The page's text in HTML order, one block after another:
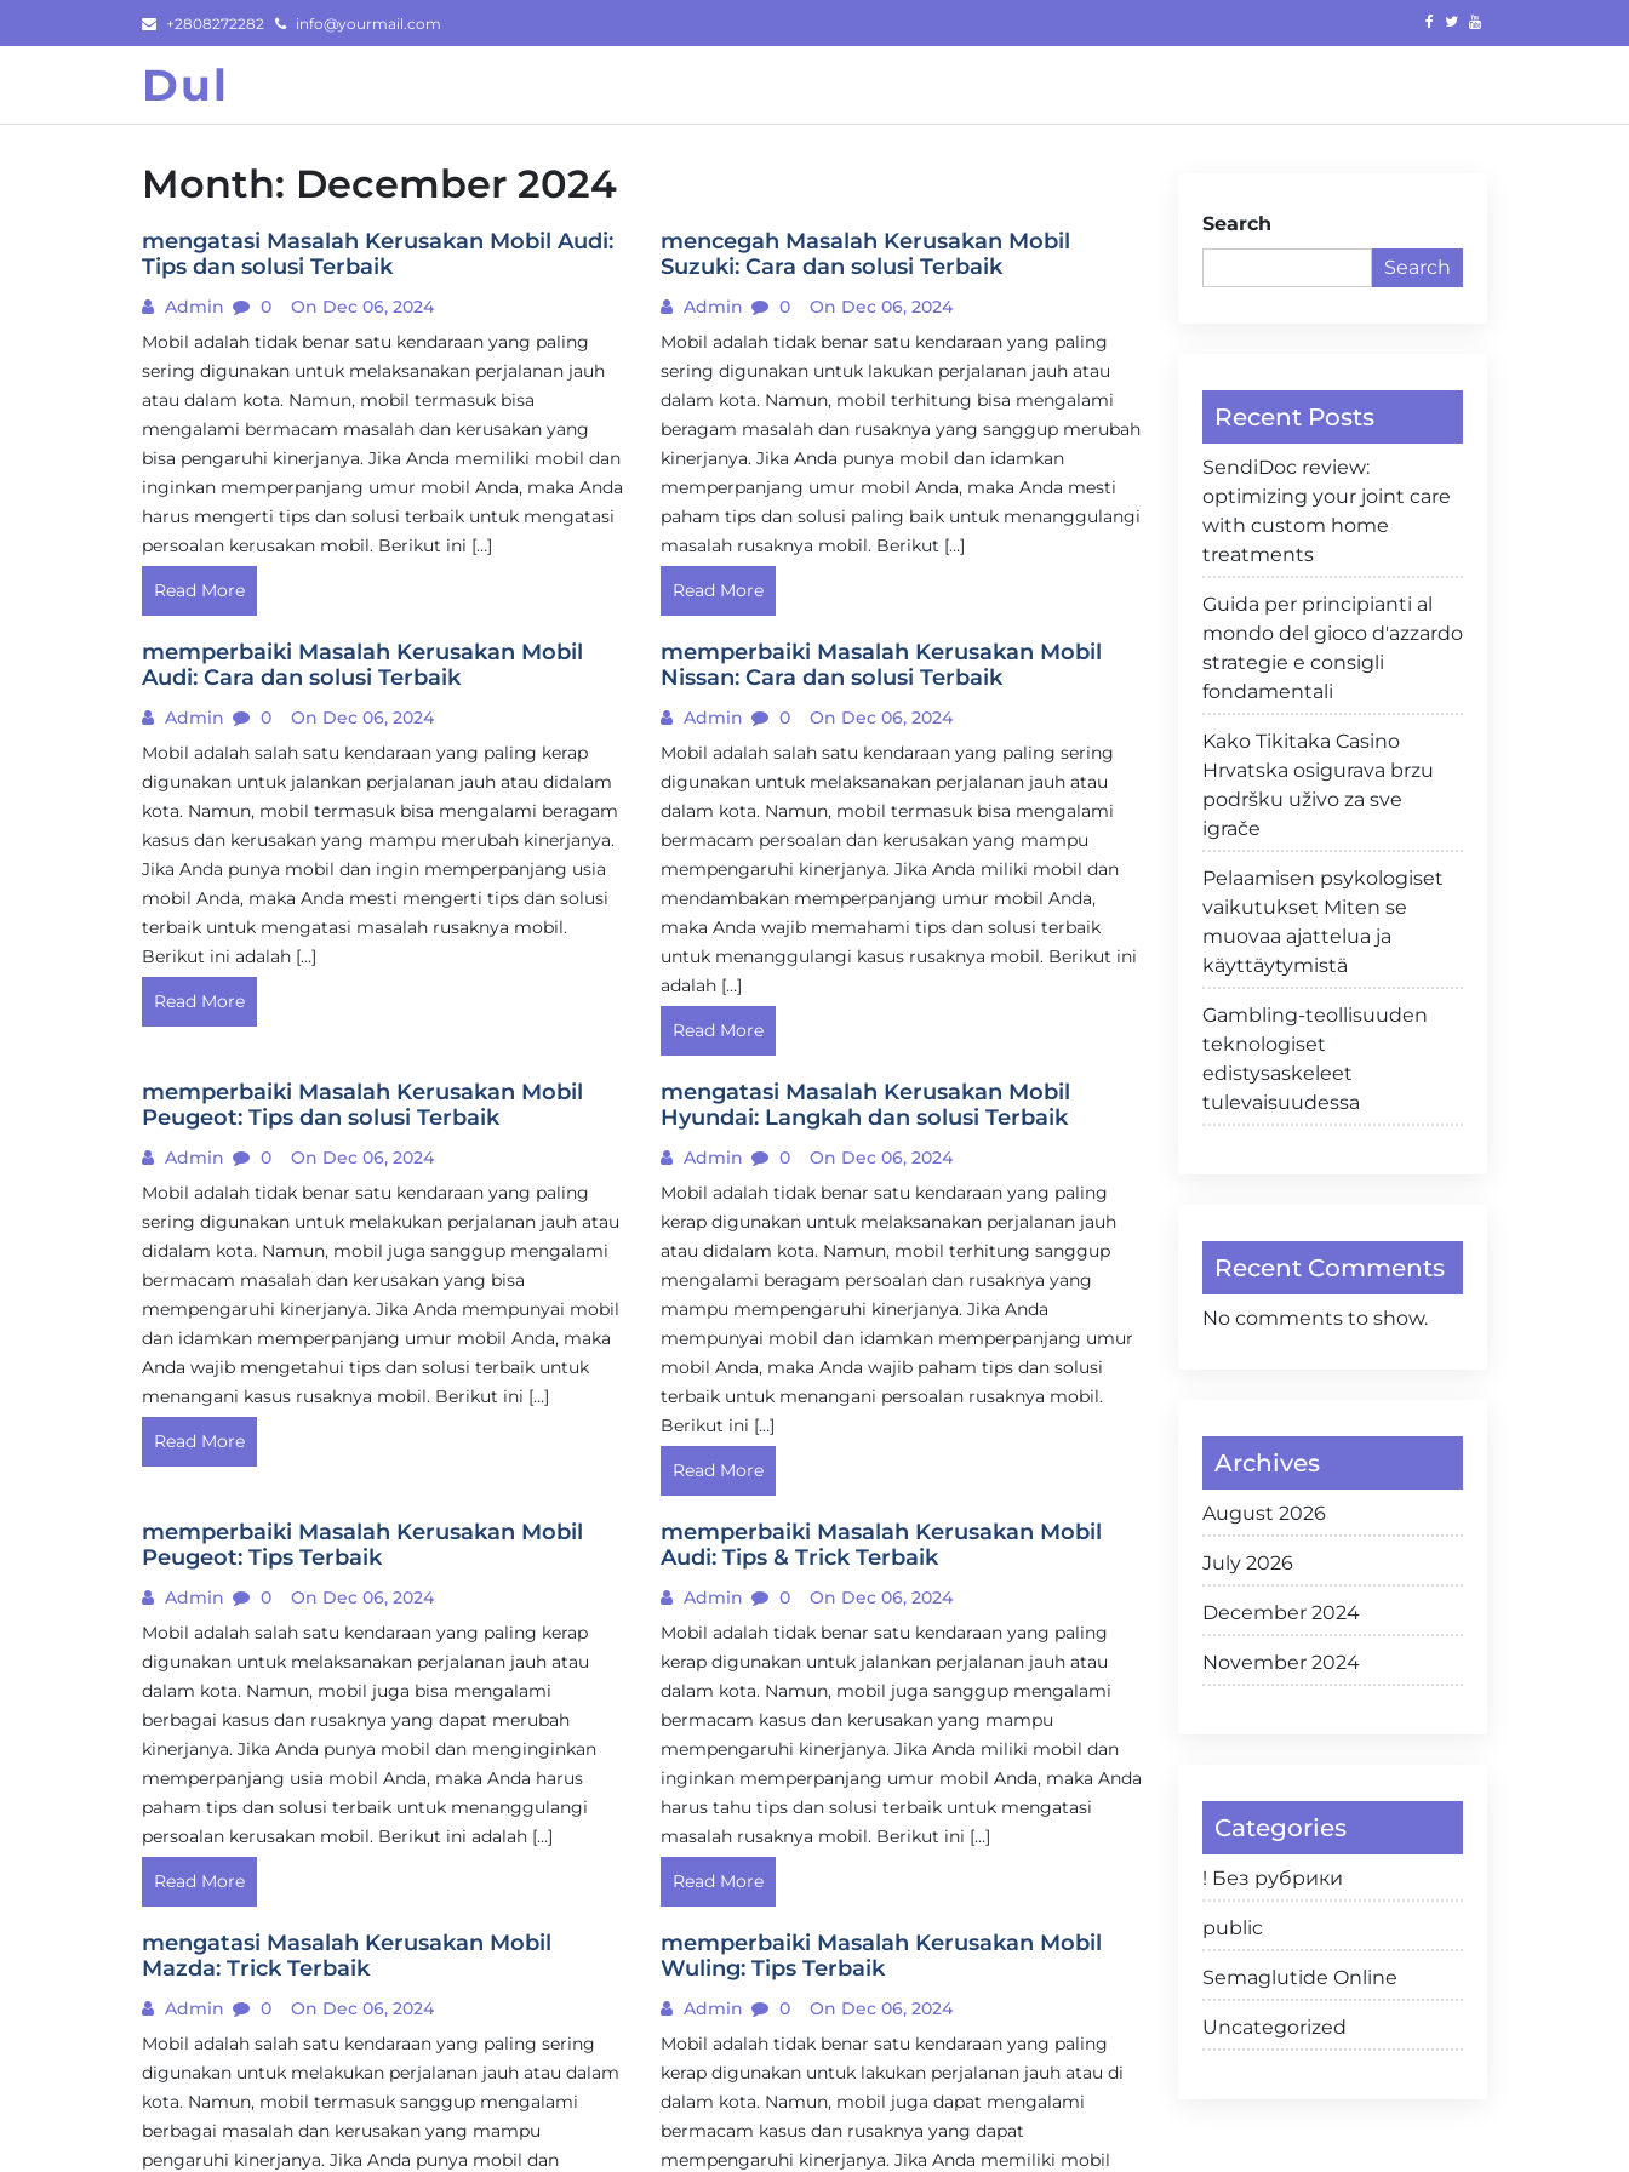
to
+2808272282 info@yourmail.com
Dul
Month: December 2024
mengatasi Masalah Kerusakan Mobil Audi:
Tips dan solusi Terbaik
Admin 0
On Dec 06, 2024
Mobil adalah tidak benar satu kendaraan yang paling
sering digunakan untuk melaksanakan perjalanan jauh
atau dalam kota. Namun, mobil termasuk bisa
mengalami bermacam masalah dan kerusakan yang
bisa pengaruhi kinerjanya. Jika Anda memiliki mobil dan
inginkan memperpanjang umur mobil Anda, maka Anda
harus mengerti tips dan solusi terbaik untuk mengatasi
persoalan kerusakan mobil. Berikut ini […]
Read More
mencegah Masalah Kerusakan Mobil
Suzuki: Cara dan solusi Terbaik
Admin 0
On Dec 06, 2024
Mobil adalah tidak benar satu kendaraan yang paling
sering digunakan untuk lakukan perjalanan jauh atau
dalam kota. Namun, mobil terhitung bisa mengalami
beragam masalah dan rusaknya yang sanggup merubah
kinerjanya. Jika Anda punya mobil dan idamkan
memperpanjang umur mobil Anda, maka Anda mesti
paham tips dan solusi paling baik untuk menanggulangi
masalah rusaknya mobil. Berikut […]
Read More
memperbaiki Masalah Kerusakan Mobil
Audi: Cara dan solusi Terbaik
Admin 0
On Dec 06, 2024
Mobil adalah salah satu kendaraan yang paling kerap
digunakan untuk jalankan perjalanan jauh atau didalam
kota. Namun, mobil termasuk bisa mengalami beragam
kasus dan kerusakan yang mampu merubah kinerjanya.
Jika Anda punya mobil dan ingin memperpanjang usia
mobil Anda, maka Anda mesti mengerti tips dan solusi
terbaik untuk mengatasi masalah rusaknya mobil.
Berikut ini adalah […]
Read More
memperbaiki Masalah Kerusakan Mobil
Nissan: Cara dan solusi Terbaik
Admin 0
On Dec 06, 2024
Mobil adalah salah satu kendaraan yang paling sering
digunakan untuk melaksanakan perjalanan jauh atau
dalam kota. Namun, mobil termasuk bisa mengalami
bermacam persoalan dan kerusakan yang mampu
mempengaruhi kinerjanya. Jika Anda miliki mobil dan
mendambakan memperpanjang umur mobil Anda,
maka Anda wajib memahami tips dan solusi terbaik
untuk menanggulangi kasus rusaknya mobil. Berikut ini
adalah […]
Read More
memperbaiki Masalah Kerusakan Mobil
Peugeot: Tips dan solusi Terbaik
Admin 0
On Dec 06, 2024
Mobil adalah tidak benar satu kendaraan yang paling
sering digunakan untuk melakukan perjalanan jauh atau
didalam kota. Namun, mobil juga sanggup mengalami
bermacam masalah dan kerusakan yang bisa
mempengaruhi kinerjanya. Jika Anda mempunyai mobil
dan idamkan memperpanjang umur mobil Anda, maka
Anda wajib mengetahui tips dan solusi terbaik untuk
menangani kasus rusaknya mobil. Berikut ini […]
Read More
mengatasi Masalah Kerusakan Mobil
Hyundai: Langkah dan solusi Terbaik
Admin 0
On Dec 06, 2024
Mobil adalah tidak benar satu kendaraan yang paling
kerap digunakan untuk melaksanakan perjalanan jauh
atau didalam kota. Namun, mobil terhitung sanggup
mengalami beragam persoalan dan rusaknya yang
mampu mempengaruhi kinerjanya. Jika Anda
mempunyai mobil dan idamkan memperpanjang umur
mobil Anda, maka Anda wajib paham tips dan solusi
terbaik untuk menangani persoalan rusaknya mobil.
Berikut ini […]
Read More
memperbaiki Masalah Kerusakan Mobil
Peugeot: Tips Terbaik
Admin 0
On Dec 06, 2024
Mobil adalah salah satu kendaraan yang paling kerap
digunakan untuk melaksanakan perjalanan jauh atau
dalam kota. Namun, mobil juga bisa mengalami
berbagai kasus dan rusaknya yang dapat merubah
kinerjanya. Jika Anda punya mobil dan menginginkan
memperpanjang usia mobil Anda, maka Anda harus
paham tips dan solusi terbaik untuk menanggulangi
persoalan kerusakan mobil. Berikut ini adalah […]
Read More
memperbaiki Masalah Kerusakan Mobil
Audi: Tips & Trick Terbaik
Admin 0
On Dec 06, 2024
Mobil adalah tidak benar satu kendaraan yang paling
kerap digunakan untuk jalankan perjalanan jauh atau
dalam kota. Namun, mobil juga sanggup mengalami
bermacam kasus dan kerusakan yang mampu
mempengaruhi kinerjanya. Jika Anda miliki mobil dan
inginkan memperpanjang umur mobil Anda, maka Anda
harus tahu tips dan solusi terbaik untuk mengatasi
masalah rusaknya mobil. Berikut ini […]
Read More
mengatasi Masalah Kerusakan Mobil
Mazda: Trick Terbaik
Admin 0
On Dec 06, 2024
Mobil adalah salah satu kendaraan yang paling sering
digunakan untuk melakukan perjalanan jauh atau dalam
kota. Namun, mobil termasuk sanggup mengalami
berbagai masalah dan kerusakan yang mampu
pengaruhi kinerjanya. Jika Anda punya mobil dan
memperbaiki Masalah Kerusakan Mobil
Wuling: Tips Terbaik
Admin 0
On Dec 06, 2024
Mobil adalah tidak benar satu kendaraan yang paling
kerap digunakan untuk lakukan perjalanan jauh atau di
dalam kota. Namun, mobil juga dapat mengalami
bermacam kasus dan rusaknya yang dapat
mempengaruhi kinerjanya. Jika Anda memiliki mobil
Search
Search
Recent Posts
SendiDoc review:
optimizing your joint care
with custom home
treatments
Guida per principianti al
mondo del gioco d'azzardo
strategie e consigli
fondamentali
Kako Tikitaka Casino
Hrvatska osigurava brzu
podršku uživo za sve
igrače
Pelaamisen psykologiset
vaikutukset Miten se
muovaa ajattelua ja
käyttäytymistä
Gambling-teollisuuden
teknologiset
edistysaskeleet
tulevaisuudessa
Recent Comments
No comments to show.
Archives
August 2026
July 2026
December 2024
November 2024
Categories
! Без рубрики
public
Semaglutide Online
Uncategorized